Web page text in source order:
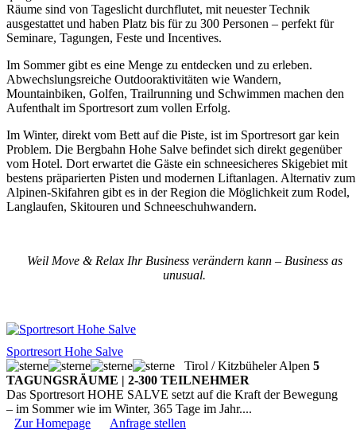
Räume sind von Tageslicht durchflutet, mit neuester Technik
ausgestattet und haben Platz bis für zu 300 Personen – perfekt für
Seminare, Tagungen, Feste und Incentives.
Im Sommer gibt es eine Menge zu entdecken und zu erleben.
Abwechslungsreiche Outdooraktivitäten wie Wandern,
Mountainbiken, Golfen, Trailrunning und Schwimmen machen den
Aufenthalt im Sportresort zum vollen Erfolg.
Im Winter, direkt vom Bett auf die Piste, ist im Sportresort gar kein
Problem. Die Bergbahn Hohe Salve befindet sich direkt gegenüber
vom Hotel. Dort erwartet die Gäste ein schneesicheres Skigebiet mit
bestens präparierten Pisten und modernen Liftanlagen. Alternativ zum
Alpinen-Skifahren gibt es in der Region die Möglichkeit zum Rodel,
Langlaufen, Skitouren und Schneeschuhwandern.
Weil Move & Relax Ihr Business verändern kann – Business as
unusual.
Sportresort Hohe Salve
Tirol / Kitzbüheler Alpen 5
TAGUNGSRÄUME | 2-300 TEILNEHMER
Das Sportresort HOHE SALVE setzt auf die Kraft der Bewegung
– im Sommer wie im Winter, 365 Tage im Jahr....
Zur Homepage
Anfrage stellen